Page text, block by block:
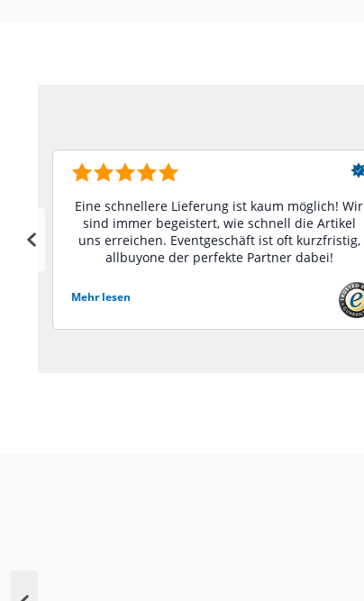
Eine schnellere Lieferung ist kaum möglich! Wir
sind immer begeistert, wie schnell die Artikel
uns erreichen. Eventgeschäft ist oft kurzfristig,
allbuyone der perfekte Partner dabei!
Mehr lesen